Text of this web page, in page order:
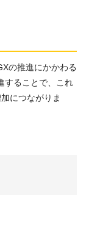
の推進にかかわる
することで、これ
につながりま